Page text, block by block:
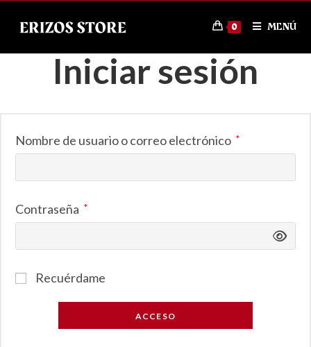
0 MENÚ
Iniciar sesión
Nombre de usuario o correo electrónico *
Contraseña *
Recuérdame
ACCESO